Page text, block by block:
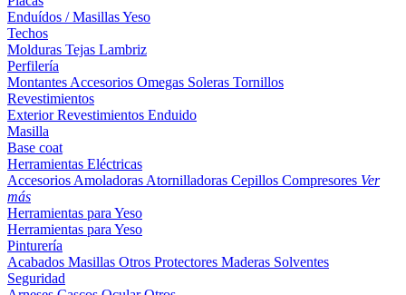
Enduídos / MasillasYeso
Techos
Molduras Tejas Lambriz
Perfilería
Montantes Accesorios Omegas Soleras Tornillos
Revestimientos
ExteriorRevestimientos Enduido
Masilla
Base coat
Herramientas Eléctricas
Accesorios Amoladoras Atornilladoras Cepillos Compresores Ver
más
Herramientas para Yeso
Herramientas para Yeso
Pinturería
Acabados Masillas Otros Protectores Maderas Solventes
Seguridad